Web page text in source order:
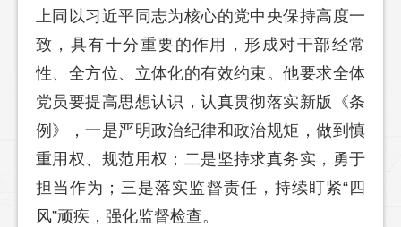
上同以习近平同志为核心的党中央保持高度一
致，具有十分重要的作用，形成对干部经常
性、全方位、立体化的有效约束。他要求全体
党员要提高思想认识，认真贯彻落实新版《条
例》，一是严明政治纪律和政治规矩，做到慎
重用权、规范用权；二是坚持求真务实，勇于
担当作为；三是落实监督责任，持续盯紧“四
风”顽疾，强化监督检查。